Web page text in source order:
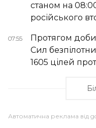
станом на
російського
07:55
Протягом
Сил
1605 цілей
Автоматична реклама від